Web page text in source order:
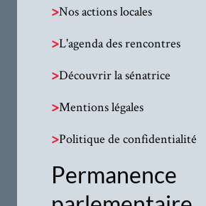
>Nos actions locales
>L'agenda des rencontres
>Découvrir la sénatrice
>Mentions légales
>Politique de confidentialité
Permanence